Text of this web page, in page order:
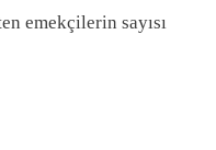
emekçilerin sayısı